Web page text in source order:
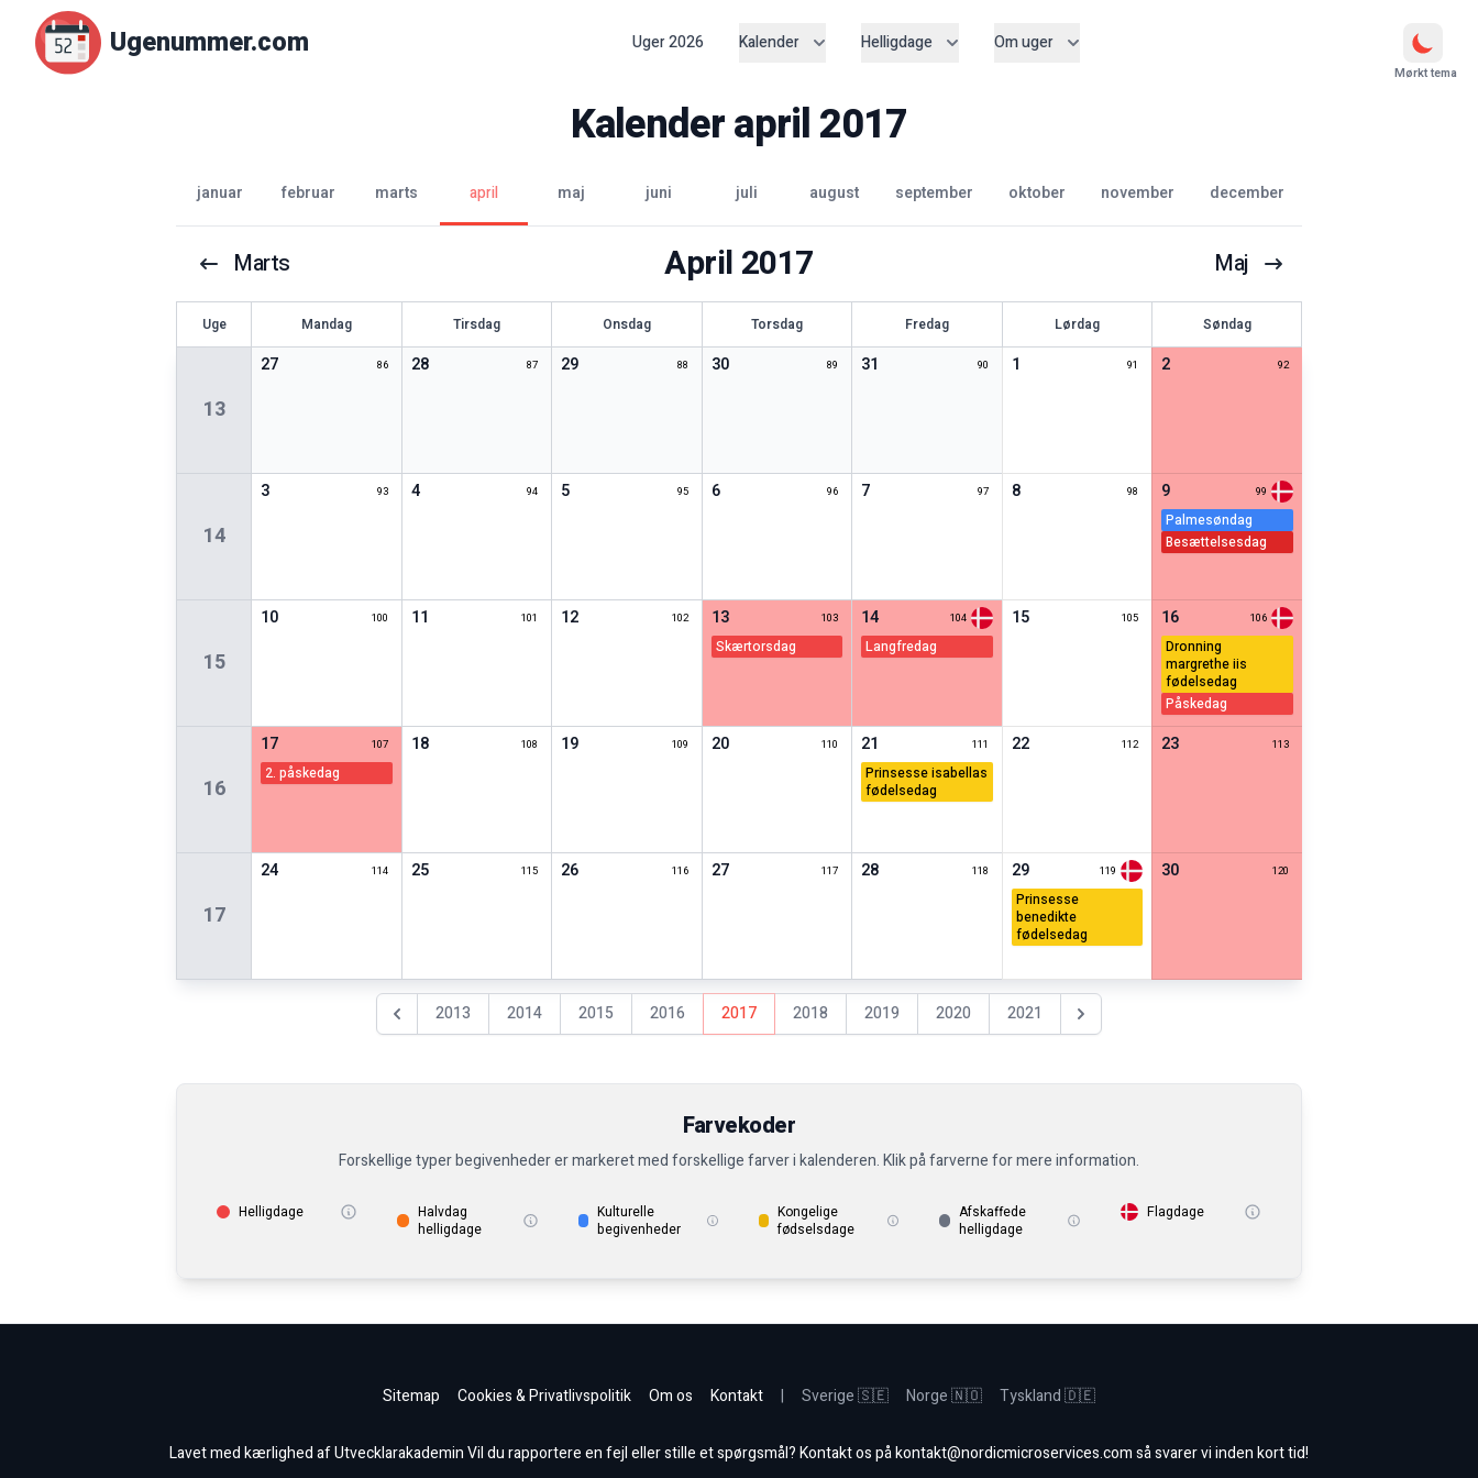
Ugenummer.com Uger2026 Kalender Helligdage Om uger
Mørkt tema
Kalenderapril2017
januar februar marts april maj juni juli august september oktober november december
Marts April 2017 Maj
Uge Mandag Tirsdag Onsdag Torsdag Fredag Lørdag Søndag
13
27 86 28 87 29 88 30 89 31 90 1 91 2 92
14
3 93 4 94 5 95 6 96 7 97 8 98 9 99
palmesøndag
besættelsesdag
15
10 100 11 101 12 102 13 103
skærtorsdag
14 104
langfredag
15 105 16 106
dronning
margrethe iis
fødelsedag
påskedag
16
17 107
2. påskedag
18 108 19 109 20 110 21 111
prinsesse isabellas
fødelsedag
22 112 23 113
17
24 114 25 115 26 116 27 117 28 118 29 119
prinsesse
benedikte
fødelsedag
30 120
Föregående år
2013 2014 2015 2016 2017 2018 2019 2020 2021 Nästa år
Farvekoder
Forskellige typer begivenheder er markeret med forskellige farver i kalenderen. Klik på farverne for mere information.
Helligdage
Halvdag
helligdage
Kulturelle
begivenheder
Kongelige
fødselsdage
Afskaffede
helligdage
Flagdage
Sitemap Cookies & Privatlivspolitik Om os Kontakt | Sverige 🇸🇪 Norge 🇳🇴 Tyskland 🇩🇪
Lavet med kærlighed af Utvecklarakademin Vil du rapportere en fejl eller stille et spørgsmål? Kontakt os påkontakt@nordicmicroservices.comså svarer vi inden kort tid!